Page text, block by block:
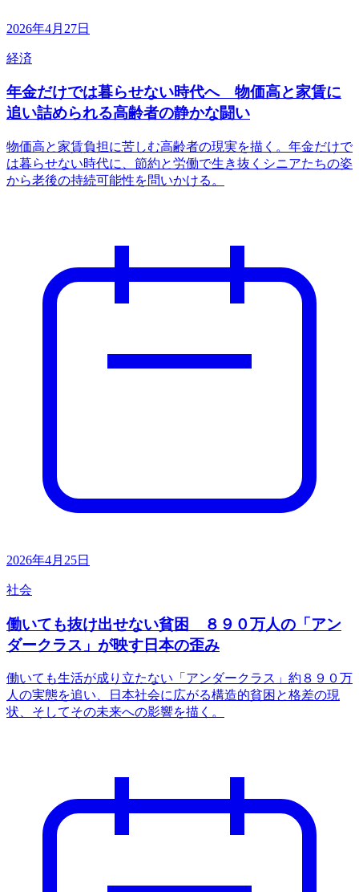
2026年4月27日
経済
年金だけでは暮らせない時代へ 物価高と家賃に
追い詰められる高齢者の静かな闘い
物価高と家賃負担に苦しむ高齢者の現実を描く。年金だけで
は暮らせない時代に、節約と労働で生き抜くシニアたちの姿
から老後の持続可能性を問いかける。
2026年4月25日
社会
働いても抜け出せない貧困 ８９０万人の「アン
ダークラス」が映す日本の歪み
働いても生活が成り立たない「アンダークラス」約８９０万
人の実態を追い、日本社会に広がる構造的貧困と格差の現
状、そしてその未来への影響を描く。